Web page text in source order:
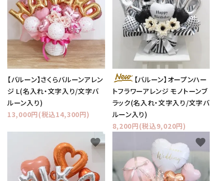
【バルーン】さくらバルーンアレン
ジ L(名入れ・文字入り/文字バ
ルーン入り)
13,000円(税込14,300円)
【バルーン】オープンハー
トフラワーアレンジ モノトーンブ
ラック(名入れ・文字入り/文字バ
ルーン入り)
8,200円(税込9,020円)
favorite favorite